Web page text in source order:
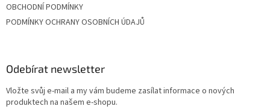
OBCHODNÍ PODMÍNKY
PODMÍNKY OCHRANY OSOBNÍCH ÚDAJŮ
Odebírat newsletter
Vložte svůj e-mail a my vám budeme zasílat informace o nových
produktech na našem e-shopu.